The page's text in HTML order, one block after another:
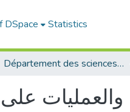
DSpace Statistics
Département des sciences de gestion
والعمليات